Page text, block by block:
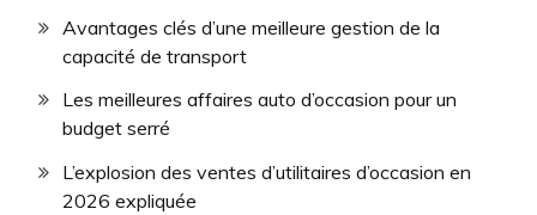
Avantages clés d’une meilleure gestion de la
capacité de transport
Les meilleures affaires auto d’occasion pour un
budget serré
L’explosion des ventes d’utilitaires d’occasion en
2026 expliquée